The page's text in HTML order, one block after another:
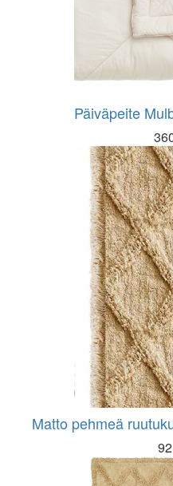
Päiväpeite
Matto pehmeä